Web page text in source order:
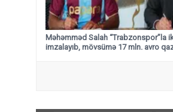
Məhəmməd Salah “Trabzonspor”la
imzalayıb, mövsümə 17 mln. avro